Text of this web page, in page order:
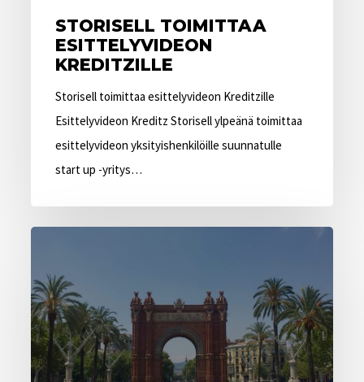
STORISELL TOIMITTAA
ESITTELYVIDEON
KREDITZILLE
Storisell toimittaa esittelyvideon Kreditzille
Esittelyvideon Kreditz Storisell ylpeänä toimittaa
esittelyvideon yksityishenkilöille suunnatulle
start up -yritys…
animaatiostudion
Barcelonaan